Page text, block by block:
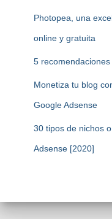
Photopea, una
online y gratuita
5
Monetiza tu blog
Google Adsense
30 tipos de nichos
Adsense [2020]